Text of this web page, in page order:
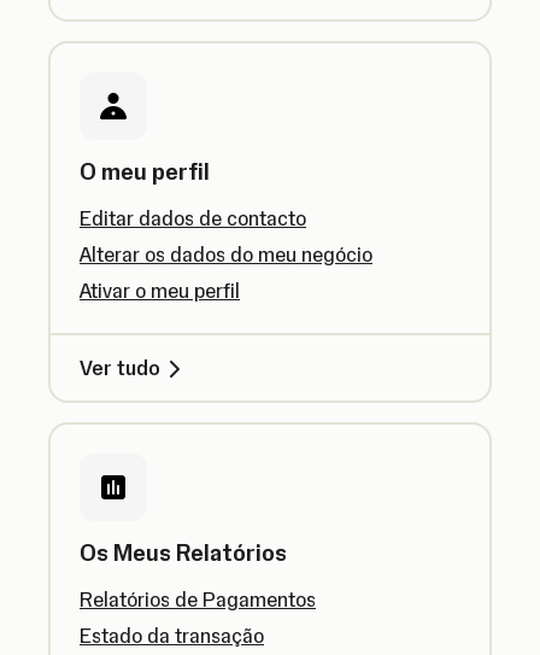
O meu perfil
Editar dados de contacto
Alterar os dados do meu negócio
Ativar o meu perfil
Ver tudo
Os Meus Relatórios
Relatórios de Pagamentos
Estado da transação